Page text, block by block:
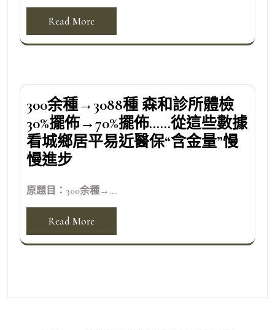
Read More
300余種→3088種 森和診所體檢
30%擺佈→70%擺佈……從這些數據
看城鄉居平易近醫保“含金量”慢
慢進步
原題目：300余種→...
Read More